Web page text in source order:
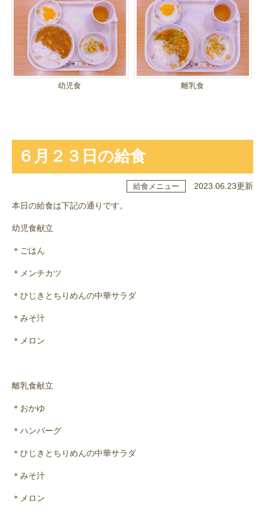
幼児食 離乳食
６月２３日の給食
給食メニュー 2023.06.23更新
本日の給食は下記の通りです。
幼児食献立
＊ごはん
＊メンチカツ
＊ひじきとちりめんの中華サラダ
＊みそ汁
＊メロン
離乳食献立
＊おかゆ
＊ハンバーグ
＊ひじきとちりめんの中華サラダ
＊みそ汁
＊メロン